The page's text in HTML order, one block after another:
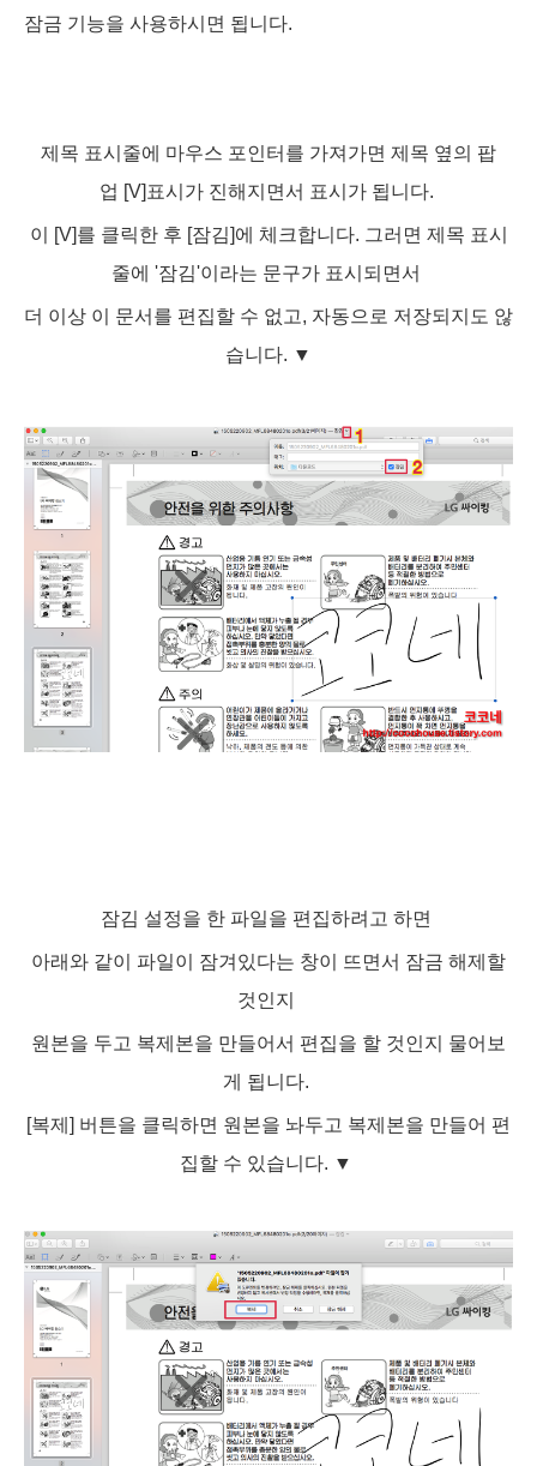
잠금 기능을 사용하시면 됩니다.
제목 표시줄에 마우스 포인터를 가져가면 제목 옆의 팝
업 [V] 표시가 진해지면서 표시가 됩니다.
이 [V]를 클릭한 후 [잠김]에 체크합니다. 그러면 제목 표시
줄에 '잠김'이라는 문구가 표시되면서
더 이상 이 문서를 편집할 수 없고, 자동으로 저장되지도 않
습니다. ▼
잠김 설정을 한 파일을 편집하려고 하면
아래와 같이 파일이 잠겨있다는 창이 뜨면서 잠금 해제할
것인지
원본을 두고 복제본을 만들어서 편집을 할 것인지 물어보
게 됩니다.
[복제] 버튼을 클릭하면 원본을 놔두고 복제본을 만들어 편
집할 수 있습니다. ▼